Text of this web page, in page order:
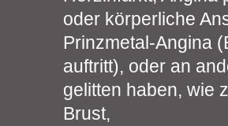
oder körperliche
Prinzmetal-Angina
auftritt), oder an
gelitten haben, wie
Brust,